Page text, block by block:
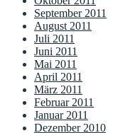
September 2011
August 2011
Juli 2011
Juni 2011
Mai 2011
April 2011
März 2011
Februar 2011
Januar 2011
Dezember 2010